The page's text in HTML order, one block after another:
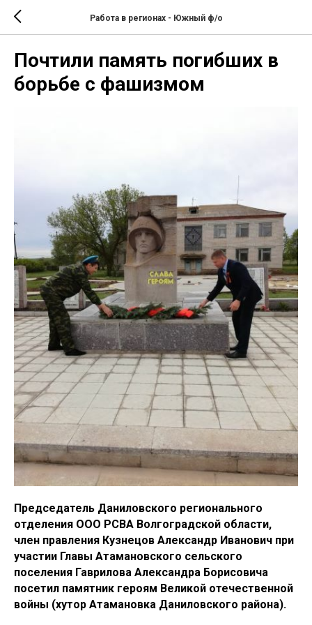
Работа в регионах - Южный ф/о
Почтили память погибших в
борьбе с фашизмом
Председатель Даниловского регионального
отделения ООО РСВА Волгоградской области,
член правления Кузнецов Александр Иванович при
участии Главы Атамановского сельского
поселения Гаврилова Александра Борисовича
посетил памятник героям Великой отечественной
войны (хутор Атамановка Даниловского района).